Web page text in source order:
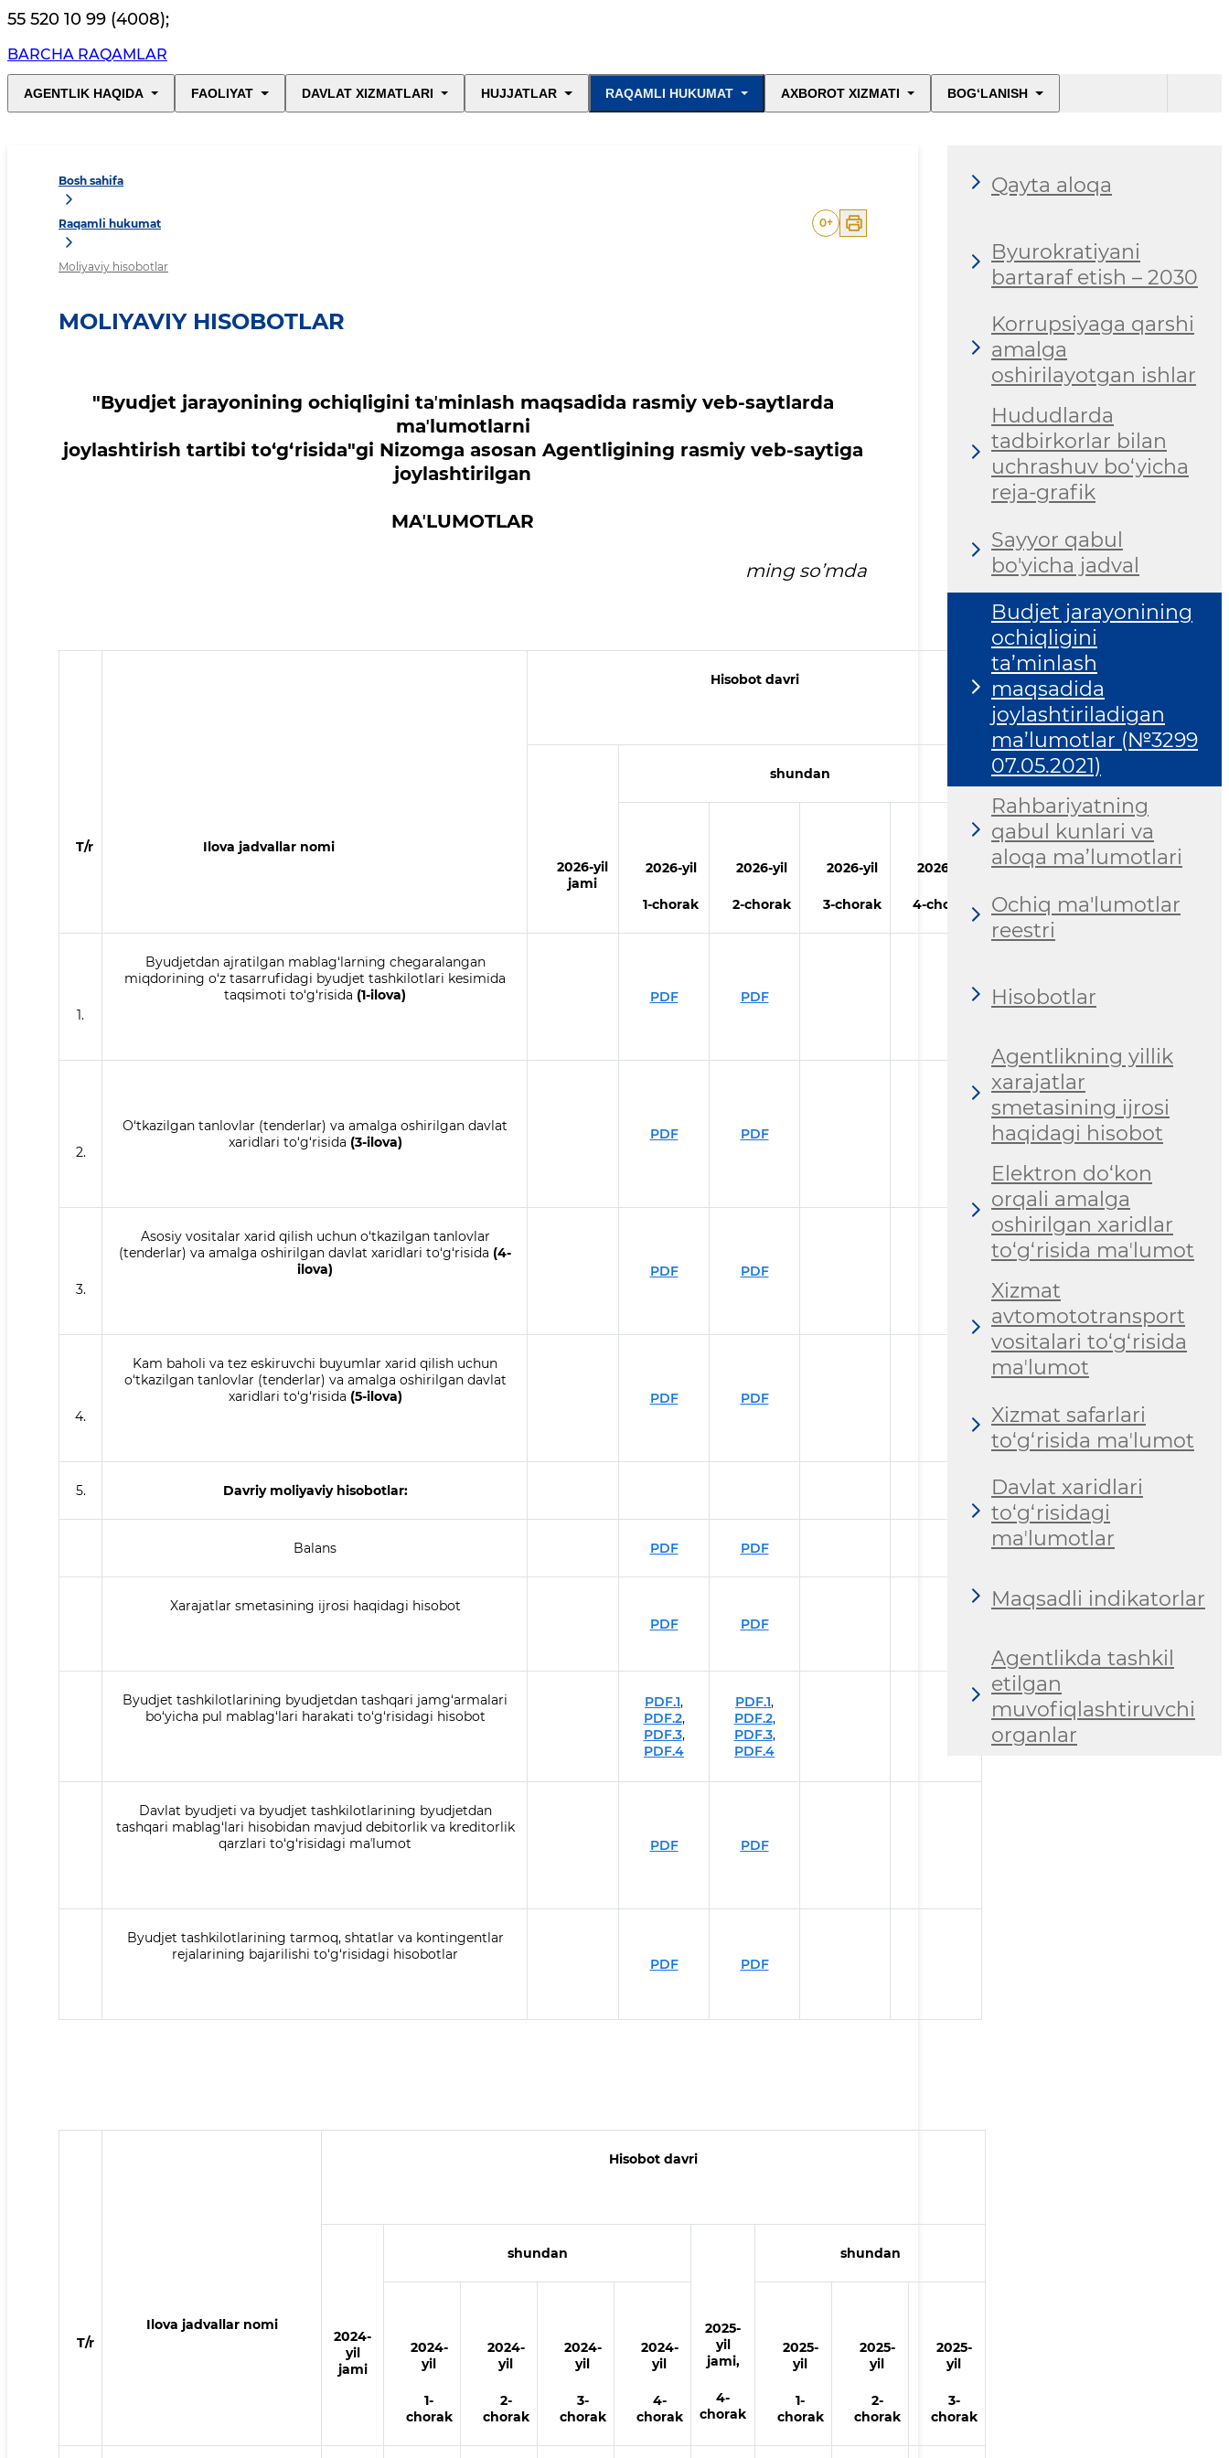
55 520 10 99 (4008);
BARCHA RAQAMLAR
AGENTLIK HAQIDA FAOLIYAT DAVLAT XIZMATLARI HUJJATLAR RAQAMLI HUKUMAT AXBOROT XIZMATI BOG‘LANISH
Bosh sahifa
Raqamli hukumat
Moliyaviy hisobotlar
0+
MOLIYAVIY HISOBOTLAR
"Byudjet jarayonining ochiqligini taʼminlash maqsadida rasmiy veb-saytlarda
maʼlumotlarni
joylashtirish tartibi to‘g‘risida"gi Nizomga asosan Agentligining rasmiy veb-saytiga
joylashtirilgan
MAʼLUMOTLAR
ming so’mda
T/r Ilova jadvallar nomi
Hisobot davri
2026-yil
jami
shundan
2026-yil
1-chorak
2026-yil
2-chorak
2026-yil
3-chorak
2026
4-chorak
1.
Byudjetdan ajratilgan mablag‘larning chegaralangan
miqdorining o‘z tasarrufidagi byudjet tashkilotlari kesimida
taqsimoti to‘g‘risida (1-ilova) PDF PDF
2.
O‘tkazilgan tanlovlar (tenderlar) va amalga oshirilgan davlat
xaridlari to‘g‘risida (3-ilova) PDF PDF
3.
Asosiy vositalar xarid qilish uchun o‘tkazilgan tanlovlar
(tenderlar) va amalga oshirilgan davlat xaridlari to‘g‘risida (4-
ilova)
PDF PDF
4.
Kam baholi va tez eskiruvchi buyumlar xarid qilish uchun
o‘tkazilgan tanlovlar (tenderlar) va amalga oshirilgan davlat
xaridlari to‘g‘risida (5-ilova) PDF PDF
5. Davriy moliyaviy hisobotlar:
Balans PDF PDF
Xarajatlar smetasining ijrosi haqidagi hisobot
PDF
PDF
Byudjet tashkilotlarining byudjetdan tashqari jamg‘armalari
bo‘yicha pul mablag‘lari harakati to‘g‘risidagi hisobot
PDF.1,
PDF.2,
PDF.3,
PDF.4
PDF.1,
PDF.2,
PDF.3,
PDF.4
Davlat byudjeti va byudjet tashkilotlarining byudjetdan
tashqari mablag‘lari hisobidan mavjud debitorlik va kreditorlik
qarzlari to‘g‘risidagi maʼlumot
PDF PDF
Byudjet tashkilotlarining tarmoq, shtatlar va kontingentlar
rejalarining bajarilishi to‘g‘risidagi hisobotlar
PDF PDF
T/r
Ilova jadvallar nomi
Hisobot davri
2024-
yil
jami
shundan
2025-
yil
jami,
4-
chorak
shundan
2024-
yil
1-
chorak
2024-
yil
2-
chorak
2024-
yil
3-
chorak
2024-
yil
4-
chorak
2025-
yil
1-
chorak
2025-
yil
2-
chorak
2025-
yil
3-
chorak
Qayta aloqa
Byurokratiyani
bartaraf etish – 2030
Korrupsiyaga qarshi
amalga
oshirilayotgan ishlar
Hududlarda
tadbirkorlar bilan
uchrashuv bo‘yicha
reja-grafik
Sayyor qabul
bo'yicha jadval
Budjet jarayonining
ochiqligini
ta’minlash
maqsadida
joylashtiriladigan
ma’lumotlar (№3299
07.05.2021)
Rahbariyatning
qabul kunlari va
aloqa ma’lumotlari
Ochiq ma'lumotlar
reestri
Hisobotlar
Agentlikning yillik
xarajatlar
smetasining ijrosi
haqidagi hisobot
Elektron do‘kon
orqali amalga
oshirilgan xaridlar
to‘g‘risida maʼlumot
Xizmat
avtomototransport
vositalari to‘g‘risida
maʼlumot
Xizmat safarlari
to‘g‘risida maʼlumot
Davlat xaridlari
to‘g‘risidagi
maʼlumotlar
Maqsadli indikatorlar
Agentlikda tashkil
etilgan
muvofiqlashtiruvchi
organlar